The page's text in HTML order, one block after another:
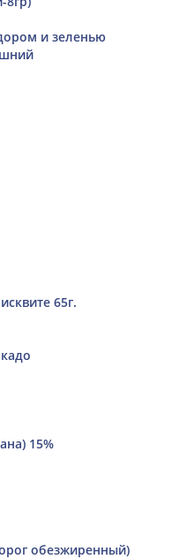
и зеленью
65г.
15%
обезжиренный)